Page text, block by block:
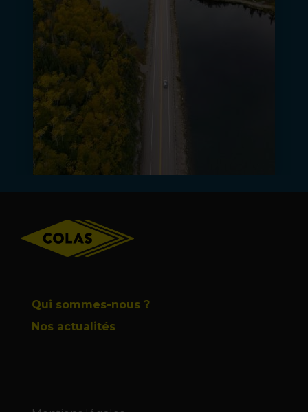
Qui sommes-nous ?
Nos actualités